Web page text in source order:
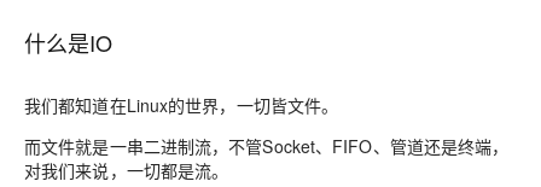
什么是IO
我们都知道在Linux的世界，一切皆文件。
而文件就是一串二进制流，不管Socket、FIFO、管道还是终端，
对我们来说，一切都是流。